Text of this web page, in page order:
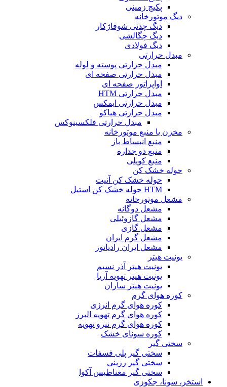
پکیج زمینی
دیگ موتورخانه
دیگ چدنی شوفاژکار
دیگ چگالشی
دیگ فولادی
مبدل حرارتی
مبدل حرارتی پوسته و لوله
مبدل حرارتی صفحه ای
اواپراتور صفحه ای
مبدل حرارتی HTM
مبدل حرارتی ایمکس
مبدل حرارتی هپاکو
مبدل حرارتی فلکسینوکس
مخزن یا منبع موتورخانه
منبع انبساط باز
منبع دو جداره
منبع کویلی
حوله خشک کن
حوله خشک کن آنیت
HTM حوله خشک کن استیل
مشعل موتورخانه
مشعل دوگانه
مشعل گازوئیلی
مشعل گازی
مشعل گرم ایران
مشعل ایران رادیاتور
یونیت هیتر
یونیت هیتر آذر نسیم
یونیت هیتر تهویه آریا
یونیت هیتر ساران
کوره هوای گرم
کوره هوای گرم انرژی
کوره هوای گرم تهویه البرز
کوره هوای گرم نیرو تهویه
کوره سونای خشک
سختی گیر
سختی گیر پلی فسفات
سختی گیر رزینی
سختی گیر مغناطیس آکوا
استخر، سونا، جکوزی